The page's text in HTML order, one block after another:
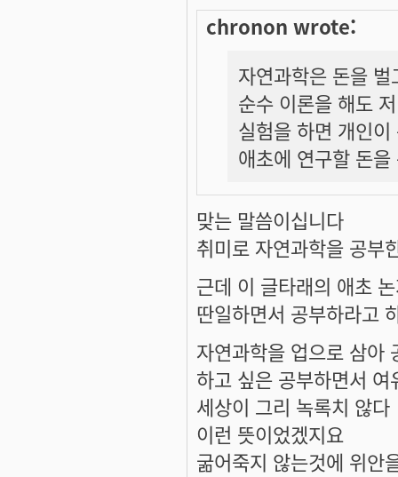
chronon wrote:
자연과학은 돈을
순수 이론을 해도
실험을 하면 개인
애초에 연구할 돈
맞는 말씀이십니다
취미로 자연과학을 공부
근데 이 글타래의 애초
딴일하면서 공부하라고
자연과학을 업으로 삼아
하고 싶은 공부하면서
세상이 그리 녹록치 않다
이런 뜻이었겠지요
굶어죽지 않는것에 위안